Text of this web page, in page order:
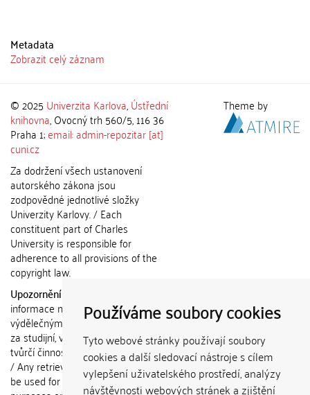
Používáme soubory cookies
Tyto webové stránky používají soubory
cookies a další sledovací nástroje s cílem
vylepšení uživatelského prostředí, analýzy
návštěvnosti webových stránek a zjištění
Metadata
Zobrazit celý záznam
© 2025 Univerzita Karlova,Ústřední
knihovna, Ovocný trh 560/5, 116 36
Praha 1;email: admin-repozitar [at]
cuni.cz
Za dodržení všech ustanovení
autorského zákona jsou
zodpovědné jednotlivé složky
Univerzity Karlovy. / Each
constituent part of Charles
University is responsible for
adherence to all provisions of the
copyright law.
Upozornění / Notice:
informace nemohou být použity k
výdělečným účelům nebo vydávány
za studijní, vědeckou nebo jinou
tvůrčí činnost jiné osoby než autora.
/ Any retrieved information shall not
be used for any commercial
Theme by